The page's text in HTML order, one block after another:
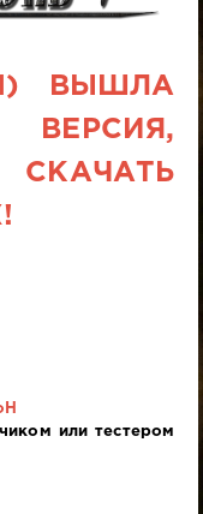
ВЫШЛА
или тестером